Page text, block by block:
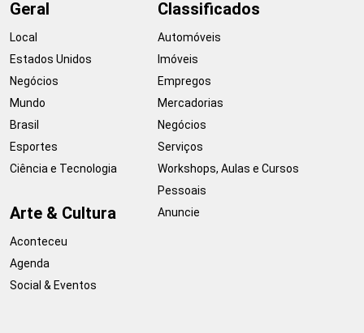
Geral
Local
Estados Unidos
Negócios
Mundo
Brasil
Esportes
Ciência e Tecnologia
Arte & Cultura
Aconteceu
Agenda
Social & Eventos
Classificados
Automóveis
Imóveis
Empregos
Mercadorias
Negócios
Serviços
Workshops, Aulas e Cursos
Pessoais
Anuncie